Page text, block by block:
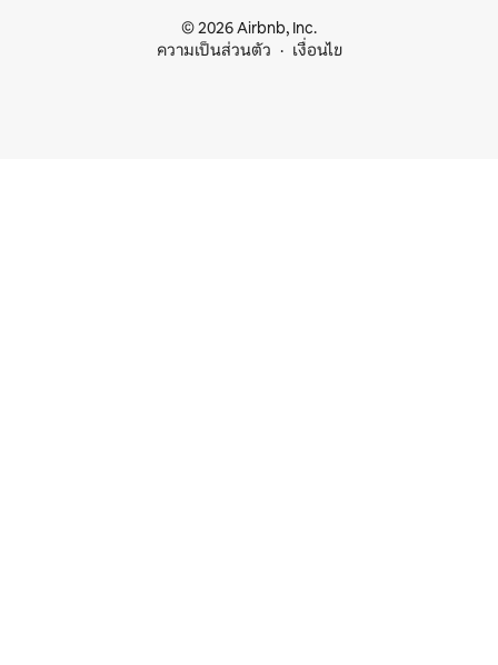
© 2026 Airbnb, Inc.
ความเป็นส่วนตัว
เงื่อนไข